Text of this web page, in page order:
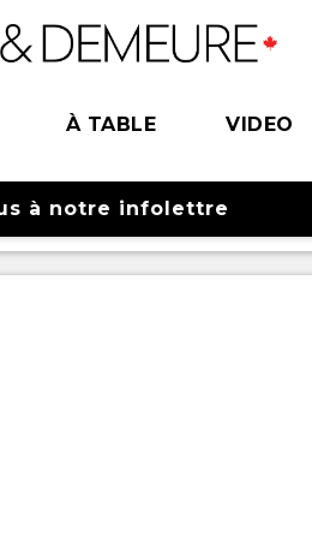
À TABLE VIDEO
à notre infolettre